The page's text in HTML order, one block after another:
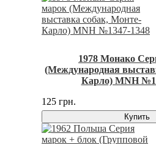
1978 Монако
(Международная
Карло) MNH
125 грн.
Купить